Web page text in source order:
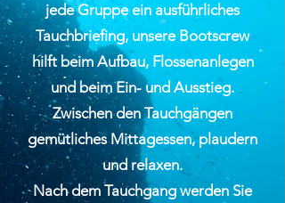
jede Gruppe ein ausführliches
Tauchbriefing, unsere Bootscrew
hilft beim Aufbau, Flossenanlegen
und beim Ein- und Ausstieg.
Zwischen den Tauchgängen
gemütliches Mittagessen, plaudern
und relaxen.
Nach dem Tauchgang werden Sie